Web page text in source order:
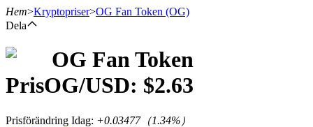
Hem>Kryptopriser>OG Fan Token (OG)
Dela
OG Fan Token
PrisOG/USD: $2.63
Prisförändring Idag: +0.03477（1.34%）